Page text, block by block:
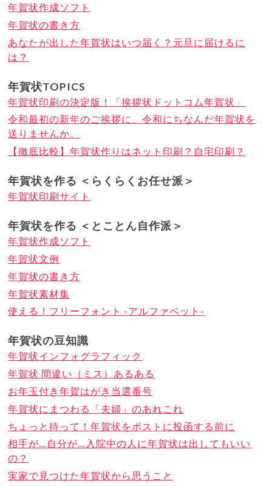
年賀状作成ソフト
年賀状の書き方
あなたが出した年賀状はいつ届く？元旦に届けるに
は？
年賀状TOPICS
年賀状印刷の決定版！「挨拶状ドットコム年賀状」
令和最初の新年のご挨拶に、令和にちなんだ年賀状を
送りませんか。
【徹底比較】年賀状作りはネット印刷？自宅印刷？
年賀状を作る ＜らくらくお任せ派＞
年賀状印刷サイト
年賀状を作る ＜とことん自作派＞
年賀状作成ソフト
年賀状文例
年賀状の書き方
年賀状素材集
使える！フリーフォント -アルファベット-
年賀状の豆知識
年賀状インフォグラフィック
年賀状 間違い（ミス）あるある
お年玉付き年賀はがき当選番号
年賀状にまつわる「夫婦」のあれこれ
ちょっと待って！年賀状をポストに投函する前に
相手が…自分が…入院中の人に年賀状は出してもいい
の？
実家で見つけた年賀状から思うこと